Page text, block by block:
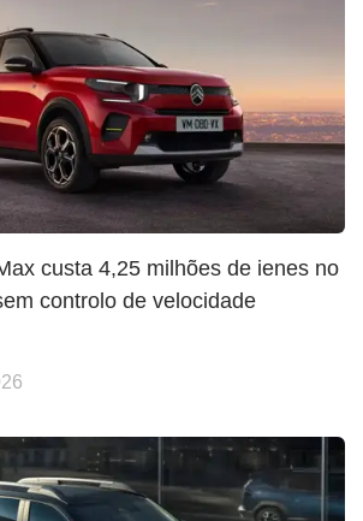
custa 4,25 milhões de ienes no
controlo de velocidade